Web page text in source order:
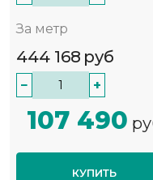
За метр
444 168 руб
− +
107 490
КУПИТЬ